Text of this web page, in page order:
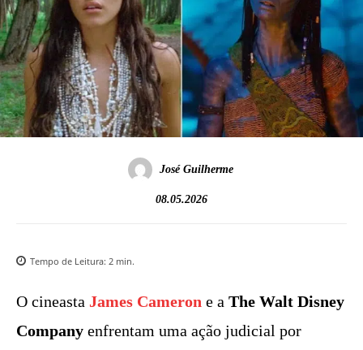
José Guilherme
08.05.2026
Tempo de Leitura: 2 min.
O cineasta James Cameron e a The Walt Disney
Company enfrentam uma ação judicial por